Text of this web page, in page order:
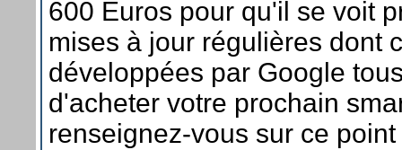
600 Euros pour qu'il se voit
mises à jour régulières dont
développées par Google
d'acheter votre prochain
renseignez-vous sur ce